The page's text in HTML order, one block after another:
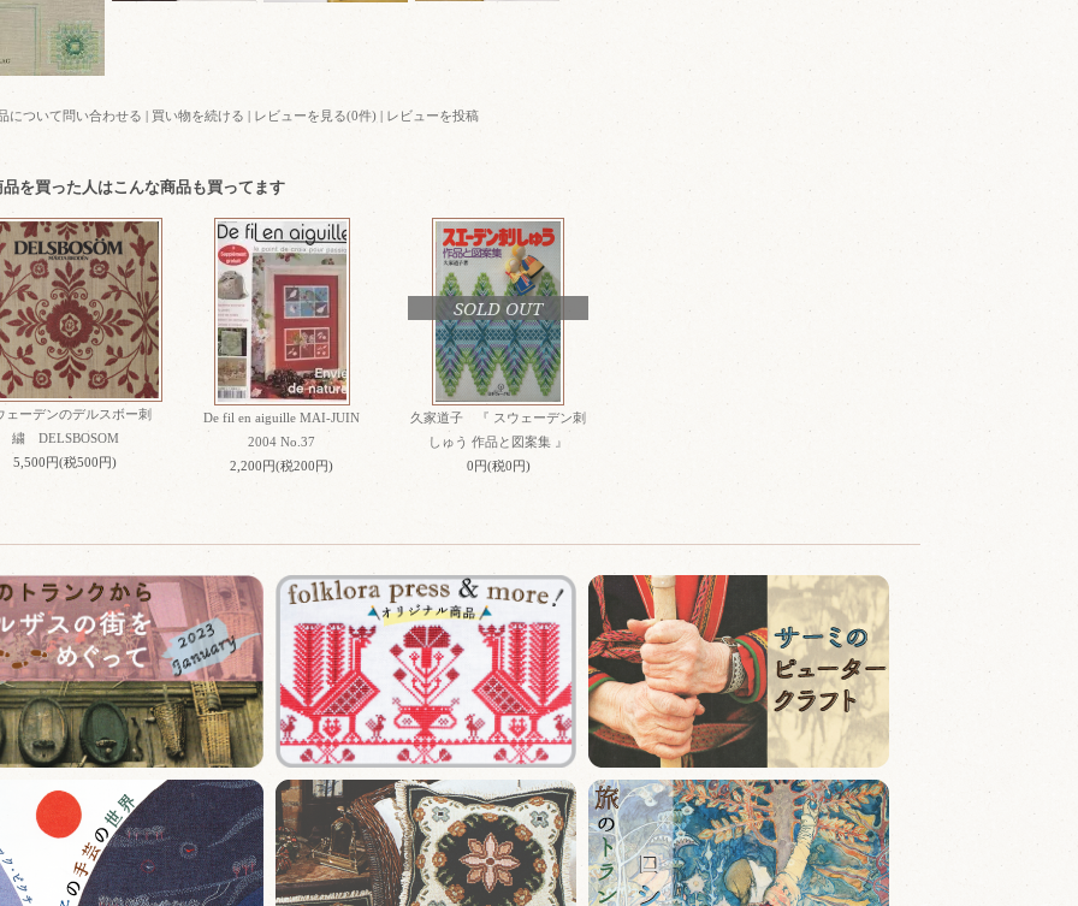
について問い合わせる 買い物を続ける レビューを見る(0件) レビューを投稿
品を買った人はこんな商品も買ってます
ェーデンのデルスボー刺
繍 DELSBOSOM
5,500円(税500円)
De fil en aiguille MAI-JUIN
2004 No.37
2,200円(税200円)
SOLD OUT
久家道子 『 スウェーデン刺
しゅう 作品と図案集 』
0円(税0円)